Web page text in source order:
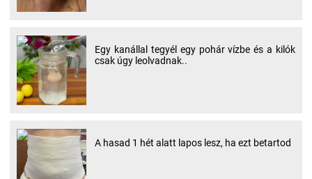
Egy kanállal tegyél egy pohár vízbe és a kilók
csak úgy leolvadnak..
A hasad 1 hét alatt lapos lesz, ha ezt betartod